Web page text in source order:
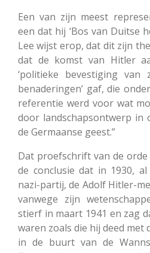
Een van zijn meest
een dat hij ‘Bos van Duitse
Lee wijst erop, dat dit zijn
dat de komst van Hitler
‘politieke bevestiging
benaderingen’ gaf, die
referentie werd voor wat
door landschapsontwerp in
de Germaanse geest.”
Dat proefschrift van de
de conclusie dat in 1930,
nazi-partij, de Adolf Hitler-
vanwege zijn
stierf in maart 1941 en zag
waren zoals die hij deed met
in de buurt van de